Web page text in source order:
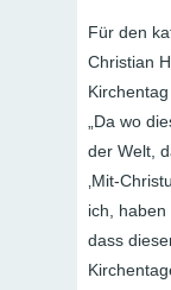
Für den
Christian
„Da wo
der Welt,
‚Mit-
ich, haben
dass